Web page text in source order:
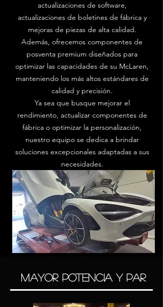
actualizaciones de software,
actualizaciones de boletines de fábrica y
mejoras de piezas de alta calidad.
Además, ofrecemos componentes de
posventa premium diseñados para
optimizar las capacidades de su McLaren,
manteniendo los más altos estándares de
calidad y precisión.
Ya sea que busque mejorar el
rendimiento, actualizar componentes de
fábrica o optimizar la personalización,
nuestro equipo se dedica a brindar
soluciones excepcionales adaptadas a sus
necesidades.
Mayor potencia y par